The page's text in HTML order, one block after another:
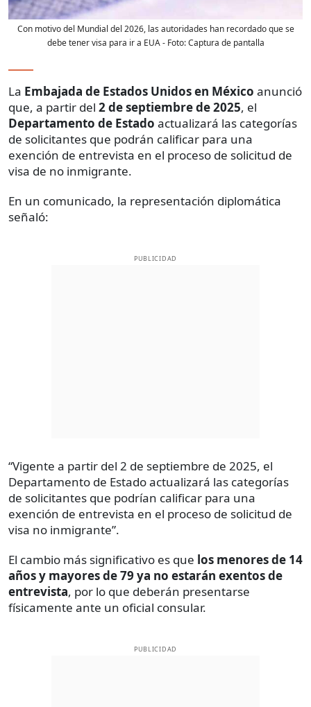
Con motivo del Mundial del 2026, las autoridades han recordado que se
debe tener visa para ir a EUA- Foto:Captura de pantalla
La Embajada de Estados Unidos en México anunció
que, a partir del 2 de septiembre de 2025, el
Departamento de Estado actualizará las categorías
de solicitantes que podrán calificar para una
exención de entrevista en el proceso de solicitud de
visa de no inmigrante.
En un comunicado, la representación diplomática
señaló:
PUBLICIDAD
“Vigente a partir del 2 de septiembre de 2025, el
Departamento de Estado actualizará las categorías
de solicitantes que podrían calificar para una
exención de entrevista en el proceso de solicitud de
visa no inmigrante”.
El cambio más significativo es que los menores de 14
años y mayores de 79 ya no estarán exentos de
entrevista, por lo que deberán presentarse
físicamente ante un oficial consular.
PUBLICIDAD